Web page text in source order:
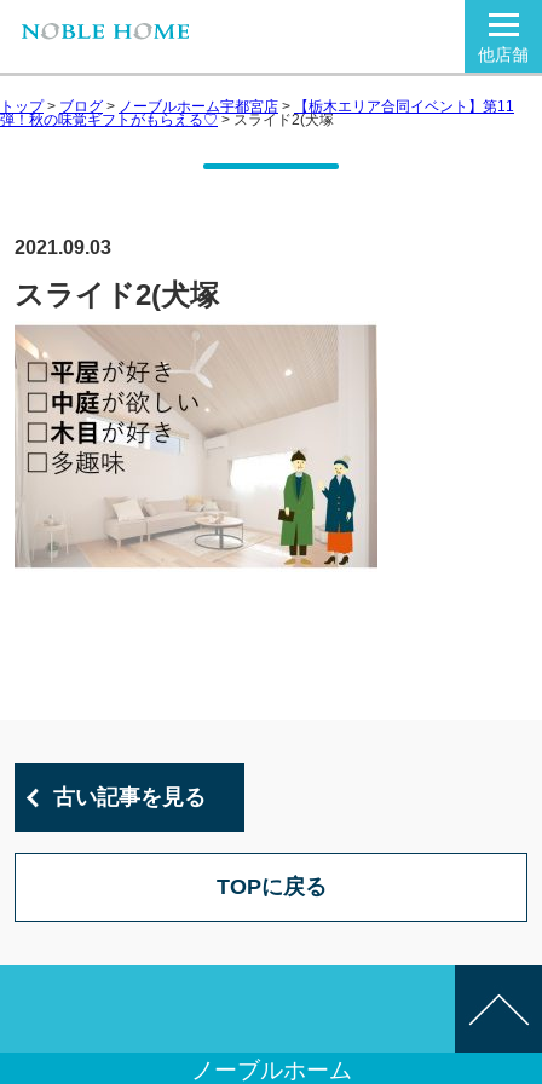
他店舗
トップ> ブログ > ノーブルホーム宇都宮店 > 【栃木エリア合同イベント】第11
弾！秋の味覚ギフトがもらえる♡ > スライド2(犬塚
2021.09.03
スライド2(犬塚
古い記事を見る
TOPに戻る
ノーブルホーム